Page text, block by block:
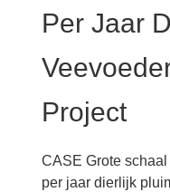
Per Jaar
Project
CASE Grote
per jaar dierlijk